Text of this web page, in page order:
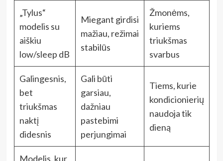
„Tylus“
modelis su
aiškiu
low/sleep dB
Miegant girdisi
mažiau, režimai
stabilūs
Žmonėms,
kuriems
triukšmas
svarbus
Galingesnis,
bet
triukšmas
naktį
didesnis
Gali būti
garsiau,
dažniau
pastebimi
perjungimai
Tiems, kurie
kondicionierių
naudoja tik
dieną
Modelis, kur